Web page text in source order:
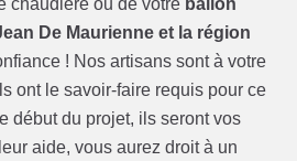
chaudière ou de votre ballon
De Maurienne et la région
! Nos artisans sont à votre
ont le savoir-faire requis pour ce
début du projet, ils seront vos
aide, vous aurez droit à un